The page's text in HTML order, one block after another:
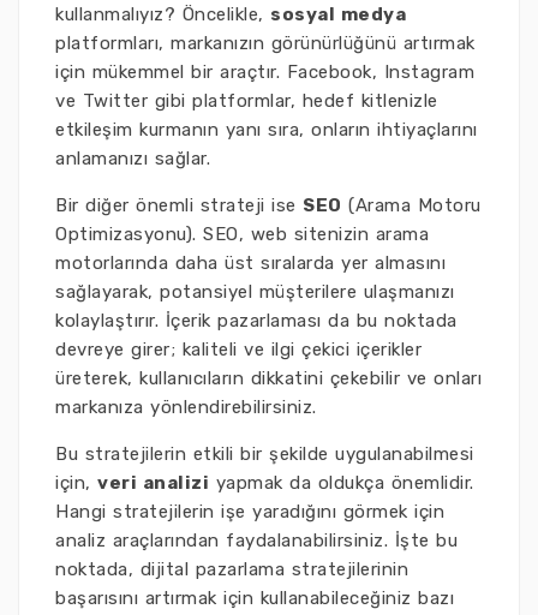
kullanmalıyız? Öncelikle, sosyal medya
platformları, markanızın görünürlüğünü artırmak
için mükemmel bir araçtır. Facebook, Instagram
ve Twitter gibi platformlar, hedef kitlenizle
etkileşim kurmanın yanı sıra, onların ihtiyaçlarını
anlamanızı sağlar.
Bir diğer önemli strateji ise SEO (Arama Motoru
Optimizasyonu). SEO, web sitenizin arama
motorlarında daha üst sıralarda yer almasını
sağlayarak, potansiyel müşterilere ulaşmanızı
kolaylaştırır. İçerik pazarlaması da bu noktada
devreye girer; kaliteli ve ilgi çekici içerikler
üreterek, kullanıcıların dikkatini çekebilir ve onları
markanıza yönlendirebilirsiniz.
Bu stratejilerin etkili bir şekilde uygulanabilmesi
için, veri analizi yapmak da oldukça önemlidir.
Hangi stratejilerin işe yaradığını görmek için
analiz araçlarından faydalanabilirsiniz. İşte bu
noktada, dijital pazarlama stratejilerinin
başarısını artırmak için kullanabileceğiniz bazı